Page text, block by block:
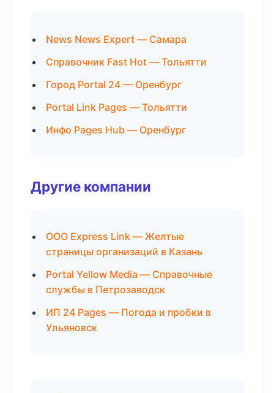
News News Expert — Самара
Справочник Fast Hot — Тольятти
Город Portal 24 — Оренбург
Portal Link Pages — Тольятти
Инфо Pages Hub — Оренбург
Другие компании
ООО Express Link — Желтые
страницы организаций в Казань
Portal Yellow Media — Справочные
службы в Петрозаводск
ИП 24 Pages — Погода и пробки в
Ульяновск